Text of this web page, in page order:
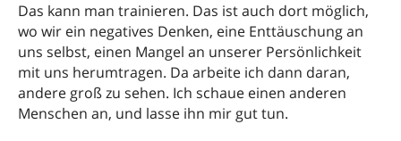
Das kann man trainieren. Das ist auch dort möglich,
wo wir ein negatives Denken, eine Enttäuschung an
uns selbst, einen Mangel an unserer Persönlichkeit
mit uns herumtragen. Da arbeite ich dann daran,
andere groß zu sehen. Ich schaue einen anderen
Menschen an, und lasse ihn mir gut tun.